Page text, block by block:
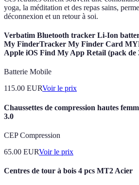
yoga, la méditation et des repas sains,
déconnexion et un retour à soi.
Verbatim Bluetooth tracker Li-Ion
My FinderTracker My Finder Card
Apple iOS Find My App Retail (pack de
Batterie Mobile
115.00 EURVoir le prix
Chaussettes de compression hautes
3.0
CEP Compression
65.00 EURVoir le prix
Centres de tour à bois 4 pcs MT2 Acier